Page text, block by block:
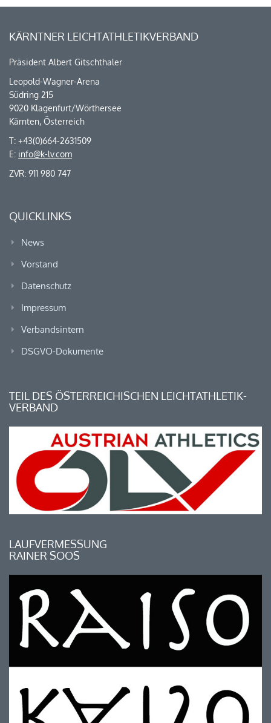
KÄRNTNER LEICHTATHLETIKVERBAND
Präsident Albert Gitschthaler
Leopold-Wagner-Arena
Südring 215
9020 Klagenfurt/Wörthersee
Kärnten, Österreich
T: +43(0)664-2631509
E: info@k-lv.com
ZVR: 911 980 747
QUICKLINKS
News
Vorstand
Datenschutz
Impressum
Verbandsintern
DSGVO-Dokumente
TEIL DES ÖSTERREICHISCHEN LEICHTATHLETIK-
VERBAND
LAUFVERMESSUNG
RAINER SOOS